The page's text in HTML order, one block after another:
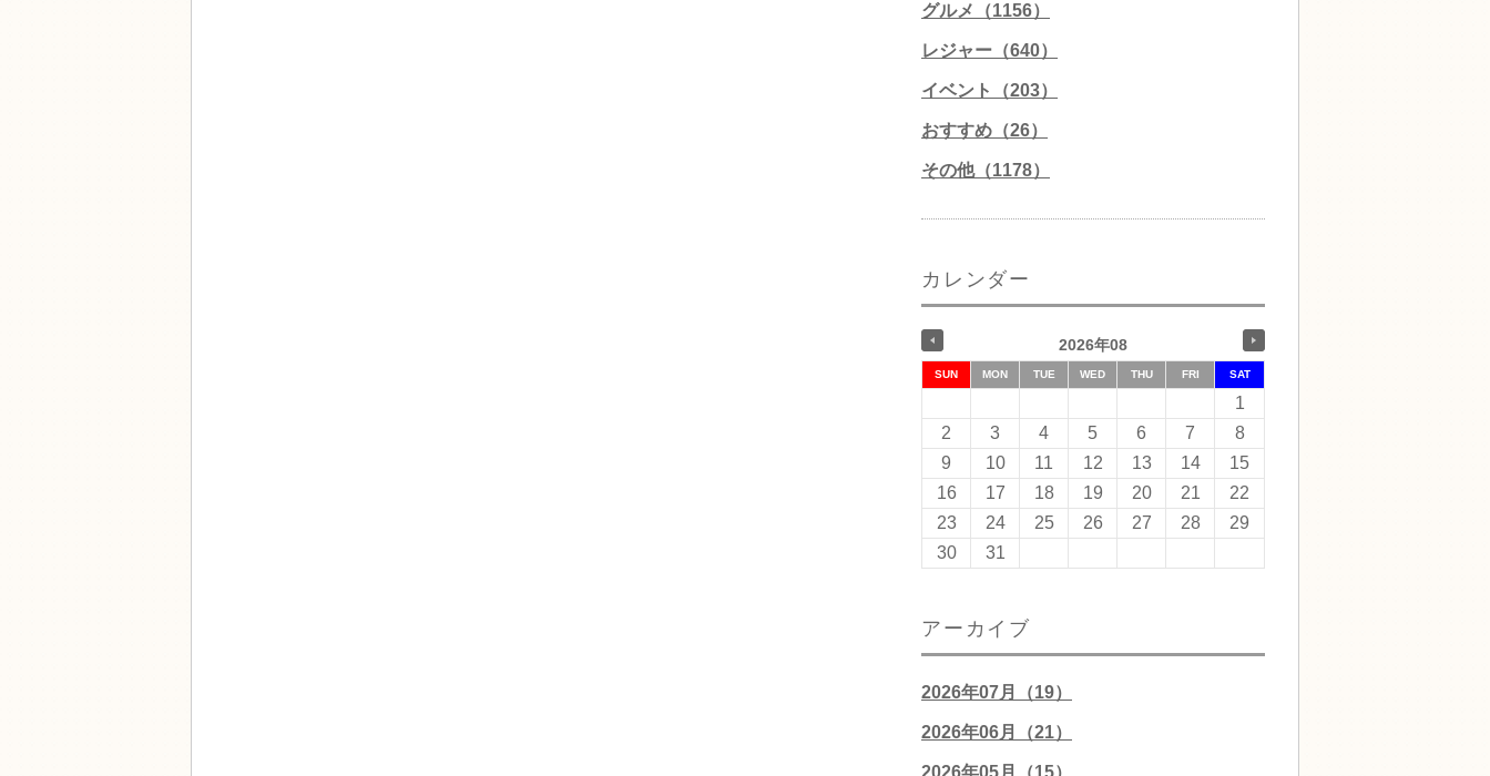
グルメ（1156）
レジャー（640）
イベント（203）
おすすめ（26）
その他（1178）
カレンダー
2026年08
SUN MON TUE WED THU FRI SAT
1
2
3 4 5 6 7
8
9
10 11 12 13 14
15
16
17 18 19 20 21
22
23
24 25 26 27 28
29
30
31
アーカイブ
2026年07月（19）
2026年06月（21）
2026年05月（15）